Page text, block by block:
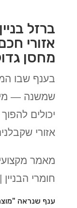
ברזל
אזורי
מחסן
בענף שבו
שמשנה —
יכולים
אזורי
מאמר מקצועי
חומרי הבניין |
ענף שנראה